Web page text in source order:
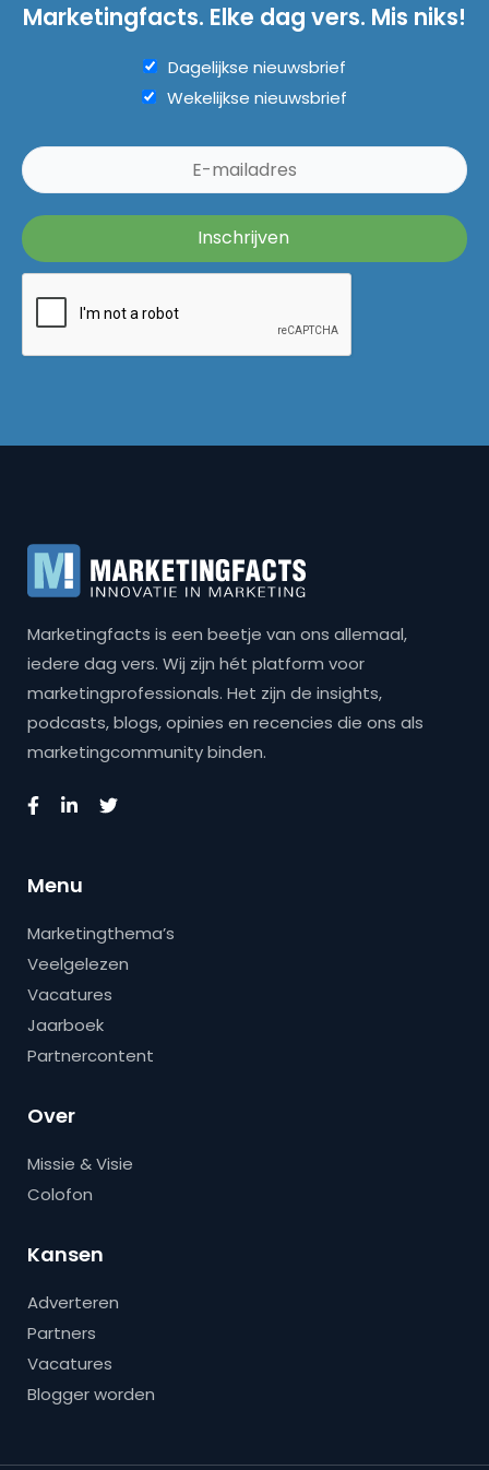
Marketingfacts. Elke dag vers. Mis niks!
Dagelijkse nieuwsbrief
Wekelijkse nieuwsbrief
Marketingfacts is een beetje van ons allemaal,
iedere dag vers. Wij zijn hét platform voor
marketingprofessionals. Het zijn de insights,
podcasts, blogs, opinies en recencies die ons als
marketingcommunity binden.
Menu
Marketingthema’s
Veelgelezen
Vacatures
Jaarboek
Partnercontent
Over
Missie & Visie
Colofon
Kansen
Adverteren
Partners
Vacatures
Blogger worden